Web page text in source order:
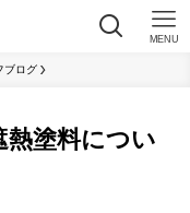
MENU
ブログ
熱塗料につい